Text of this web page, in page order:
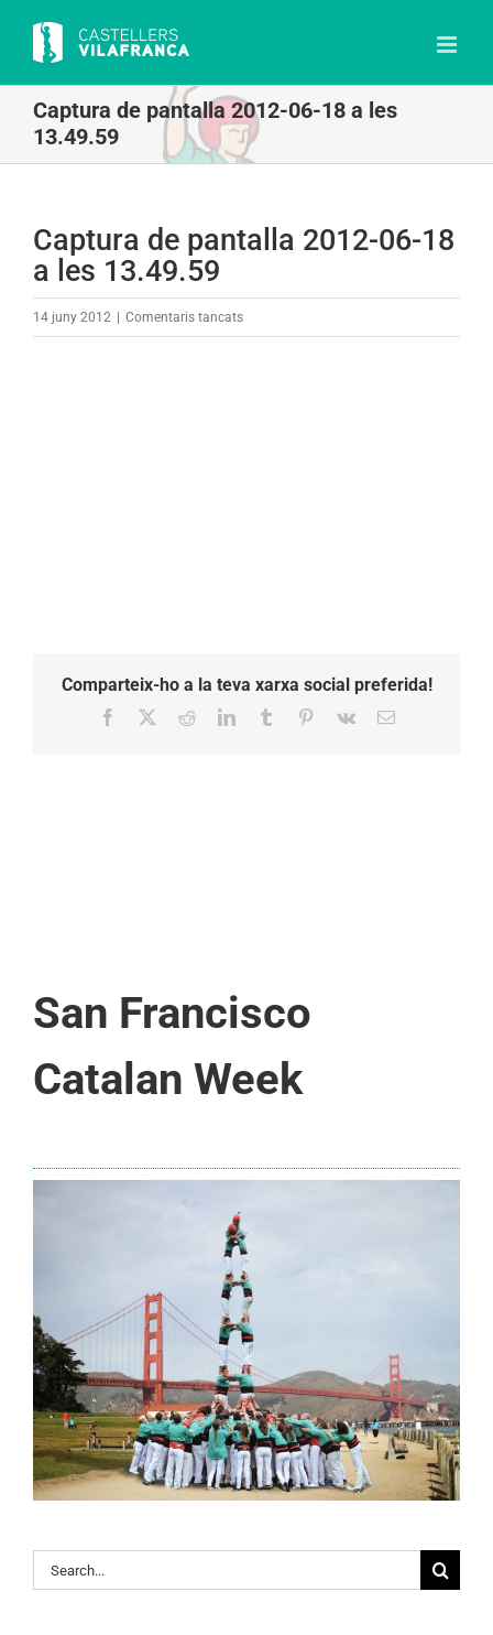
content
Captura de pantalla 2012-06-18 a les
13.49.59
Captura de pantalla 2012-06-18
a les 13.49.59
14 juny 2012 Comentaris tancatsa
Comparteix-ho a la teva xarxa social preferida!
Facebook RedditLinkedInTumblr Pinterest
Vk Email:
San Francisco
Catalan Week
Search
for: